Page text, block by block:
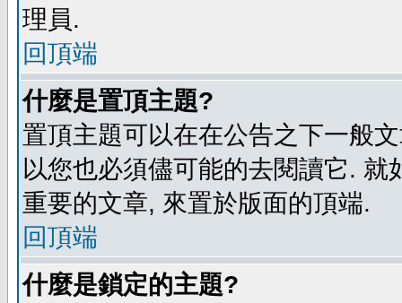
理員.
回頂端
什麼是置頂主題?
置頂主題可以在在公告之下一般
以您也必須儘可能的去閱讀它.
重要的文章, 來置於版面的頂端.
回頂端
什麼是鎖定的主題?